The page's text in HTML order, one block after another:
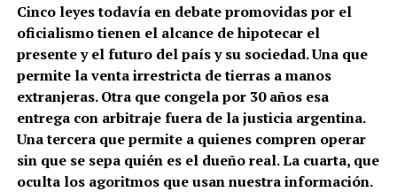
sociedades vinculadas —entre ellas Alto Paraná S.A.— es
propietaria de más de 240.000 hectáreas en Misiones, lo
que la convierte en uno de los mayores propietarios
privados de tierra del país. Su negocio son las
plantaciones forestales de pino y eucalipto para la
producción de celulosa, un modelo de monocultivo a
gran escala que desplaza la producción diversificada y el
arraigo de los pequeños productores misioneros.
Cinco leyes todavía en debate promovidas por el
oficialismo tienen el alcance de hipotecar el
presente y el futuro del país y su sociedad. Una que
permite la venta irrestricta de tierras a manos
extranjeras. Otra que congela por 30 años esa
entrega con arbitraje fuera de la justicia argentina.
Una tercera que permite a quienes compren operar
sin que se sepa quién es el dueño real. La cuarta, que
oculta los agoritmos que usan nuestra información.